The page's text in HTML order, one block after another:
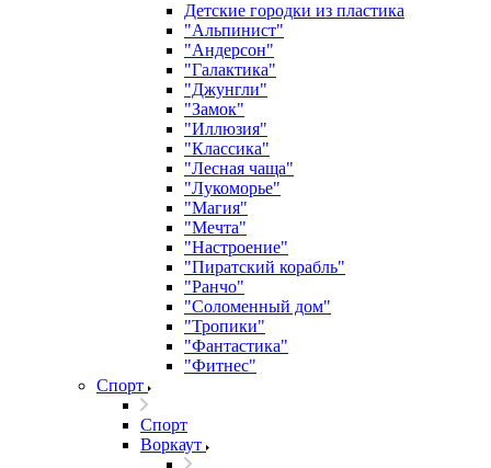
Детские городки из пластика
"Альпинист"
"Андерсон"
"Галактика"
"Джунгли"
"Замок"
"Иллюзия"
"Классика"
"Лесная чаща"
"Лукоморье"
"Магия"
"Мечта"
"Настроение"
"Пиратский корабль"
"Ранчо"
"Соломенный дом"
"Тропики"
"Фантастика"
"Фитнес"
Спорт
Спорт
Воркаут